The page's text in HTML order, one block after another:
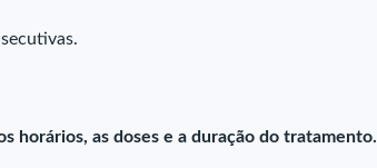
horários, as doses e a duração do tratamento.